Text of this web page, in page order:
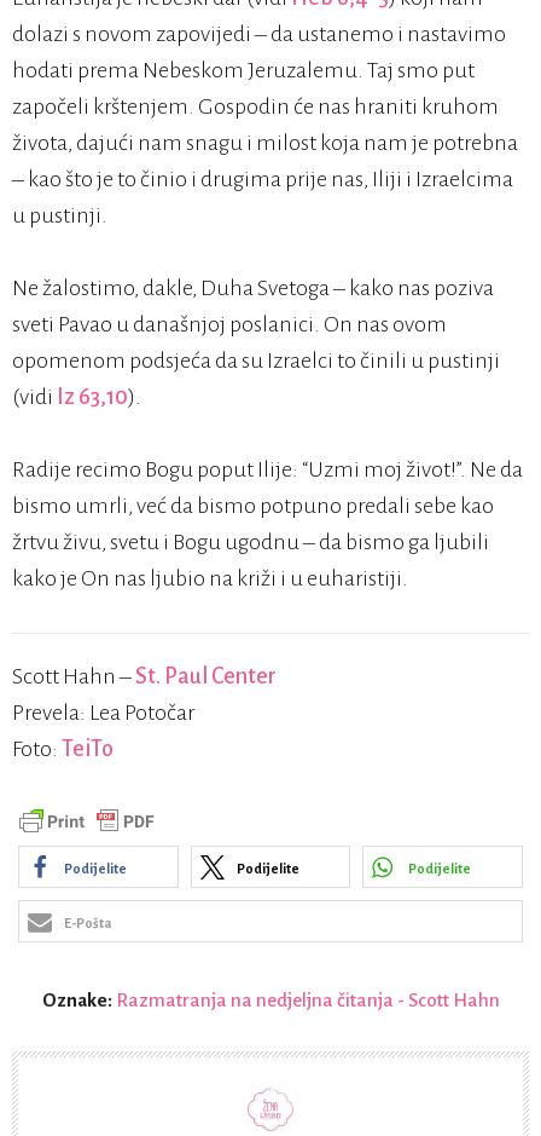
dolazi s novom zapovijedi – da ustanemo i nastavimo
hodati prema Nebeskom Jeruzalemu. Taj smo put
započeli krštenjem. Gospodin će nas hraniti kruhom
života, dajući nam snagu i milost koja nam je potrebna
– kao što je to činio i drugima prije nas, Iliji i Izraelcima
u pustinji.
Ne žalostimo, dakle, Duha Svetoga – kako nas poziva
sveti Pavao u današnjoj poslanici. On nas ovom
opomenom podsjeća da su Izraelci to činili u pustinji
(vidi Iz 63,10).
Radije recimo Bogu poput Ilije: “Uzmi moj život!”. Ne da
bismo umrli, već da bismo potpuno predali sebe kao
žrtvu živu, svetu i Bogu ugodnu – da bismo ga ljubili
kako je On nas ljubio na križi i u euharistiji.
Scott Hahn –St. Paul Center
Prevela: Lea Potočar
Foto: TeiTo
Podijelite Podijelite Podijelite
E-Pošta
Oznake: Razmatranja na nedjeljna čitanja - Scott Hahn